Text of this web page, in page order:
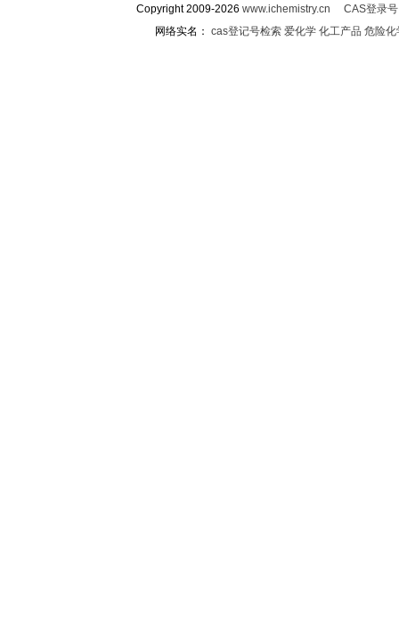
Copyright 2009-2026www.ichemistry.cn
CAS登录
网络实名： cas登记号检索 爱化学 化工产品 危险化